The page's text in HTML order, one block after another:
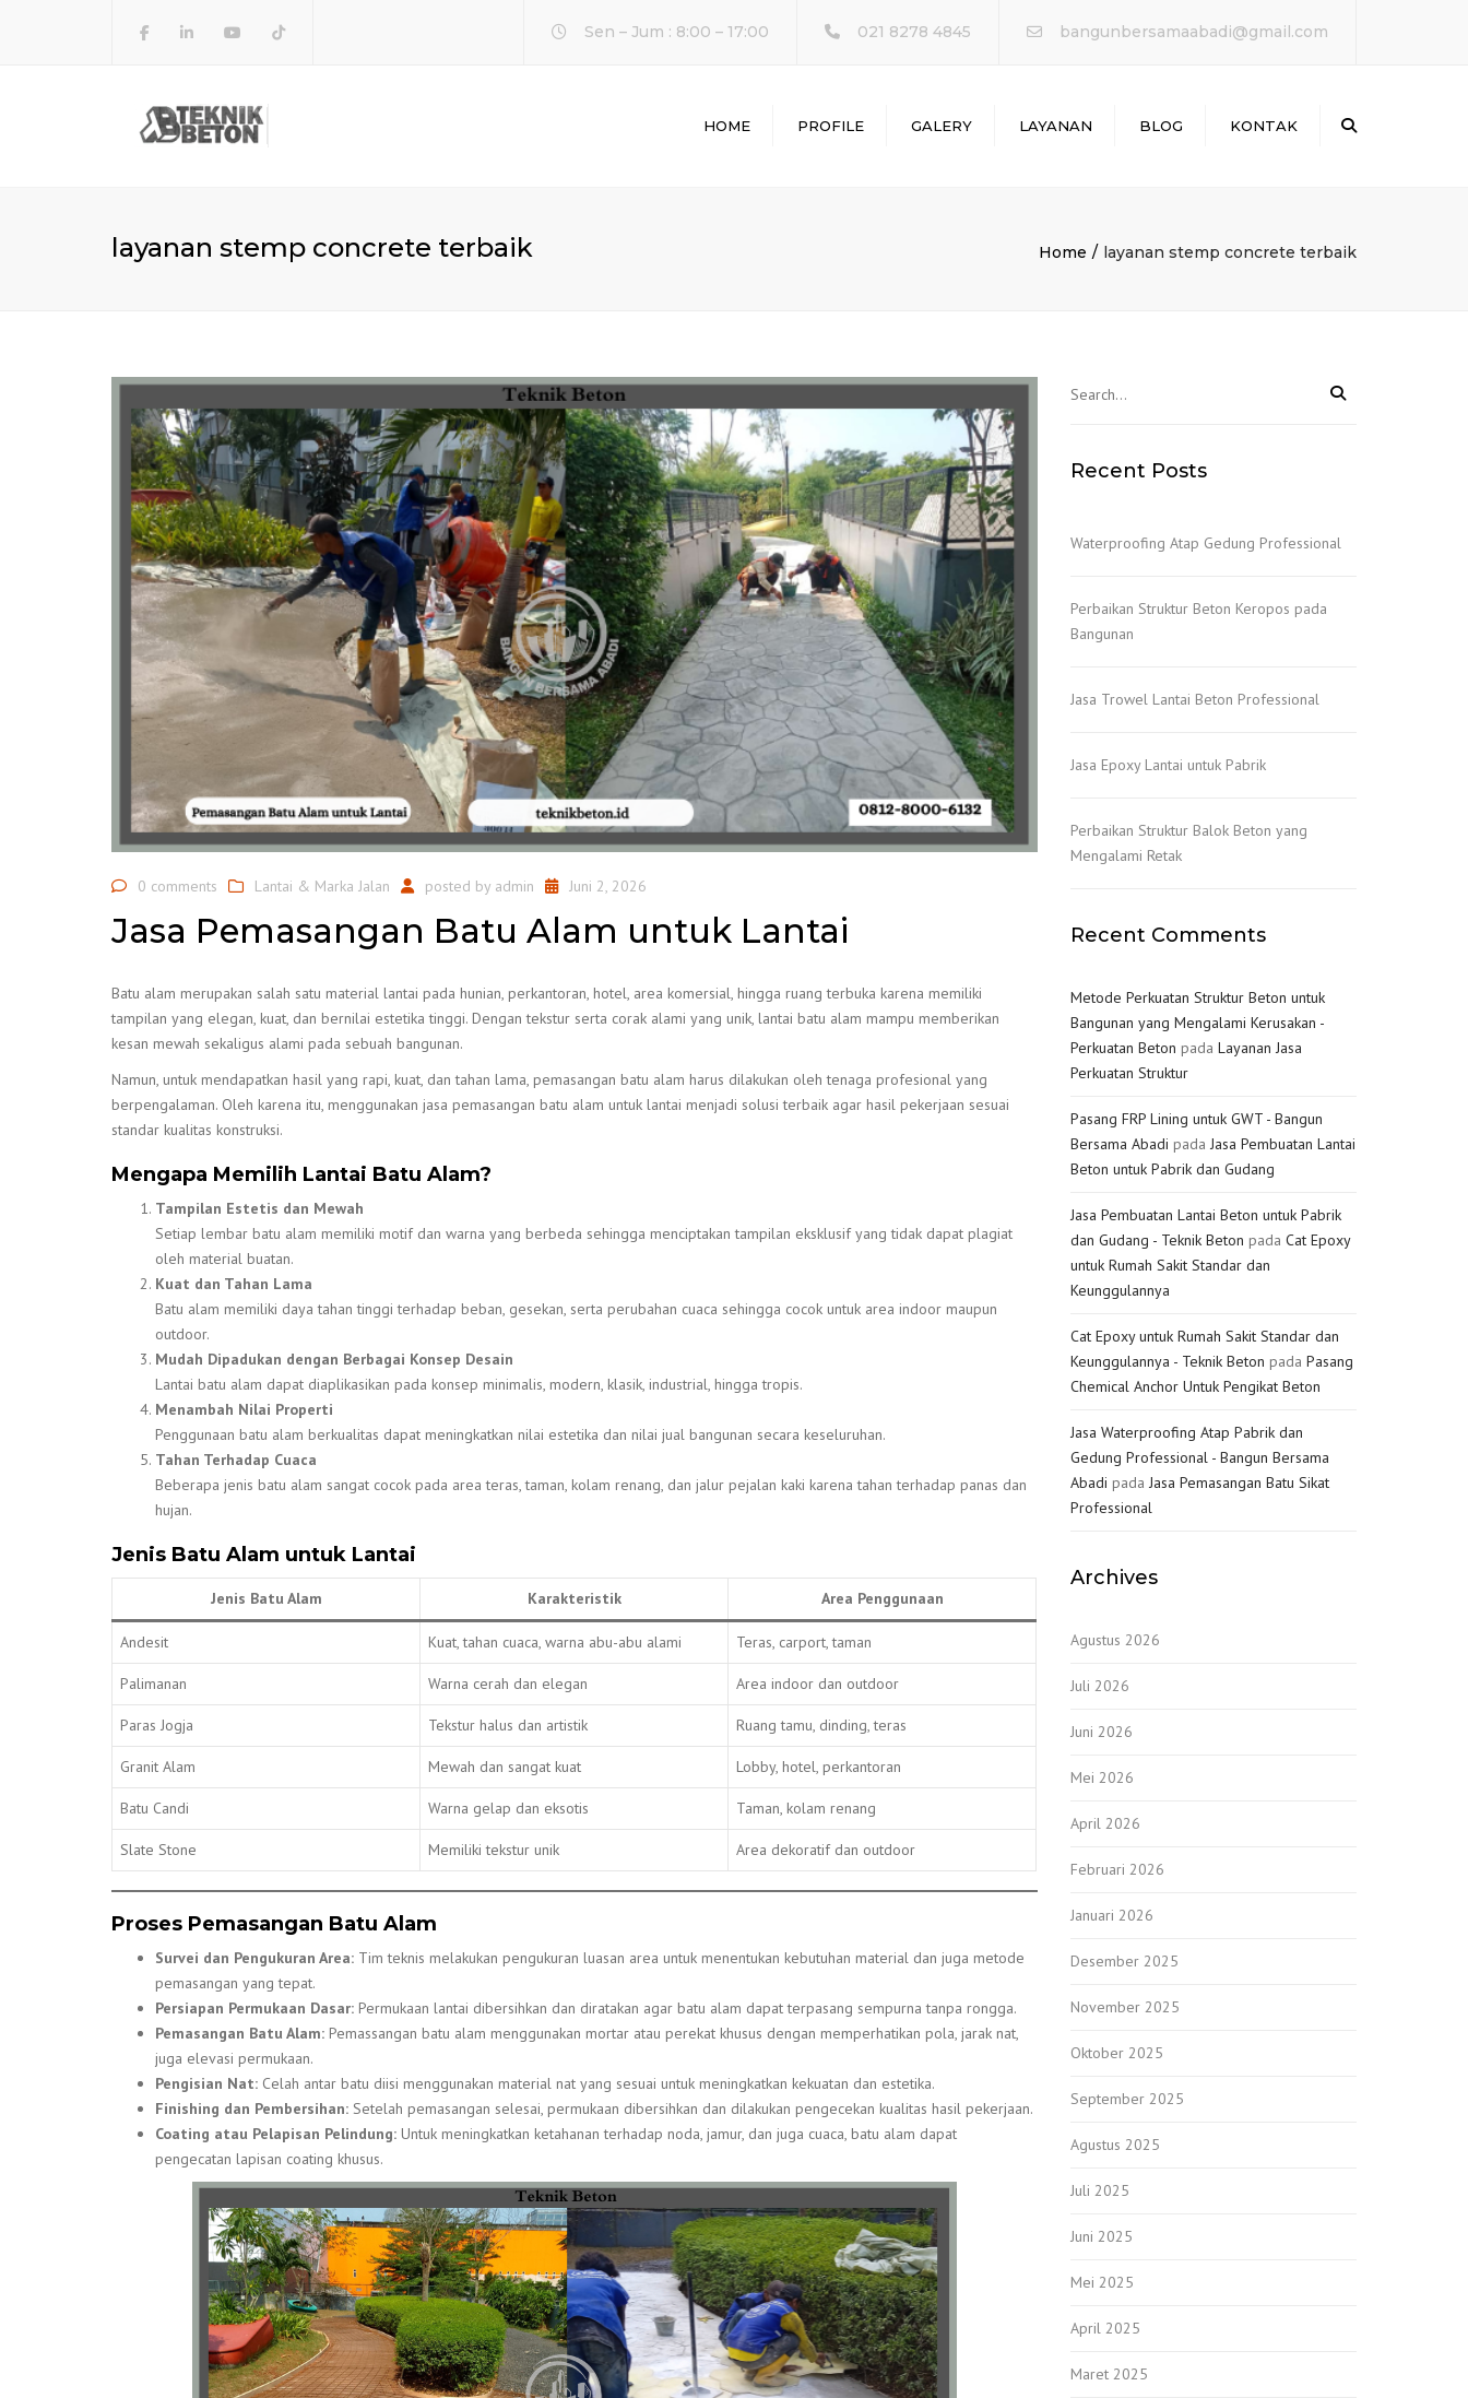
Sen – Jum : 8:00 – 17:00 021 8278 4845 bangunbersamaabadi@gmail.com
HOME PROFILE GALERY LAYANAN BLOG KONTAK
layanan stemp concrete terbaik Home layanan stemp concrete terbaik
0 comments Lantai & Marka Jalan posted by admin Juni 2, 2026
Jasa Pemasangan Batu Alam untuk Lantai
Batu alam merupakan salah satu material lantai pada hunian, perkantoran, hotel, area komersial, hingga ruang terbuka karena memiliki
tampilan yang elegan, kuat, dan bernilai estetika tinggi. Dengan tekstur serta corak alami yang unik, lantai batu alam mampu memberikan
kesan mewah sekaligus alami pada sebuah bangunan.
Namun, untuk mendapatkan hasil yang rapi, kuat, dan tahan lama, pemasangan batu alam harus dilakukan oleh tenaga profesional yang
berpengalaman. Oleh karena itu, menggunakan jasa pemasangan batu alam untuk lantai menjadi solusi terbaik agar hasil pekerjaan sesuai
standar kualitas konstruksi.
Mengapa Memilih Lantai Batu Alam?
Tampilan Estetis dan Mewah
Setiap lembar batu alam memiliki motif dan warna yang berbeda sehingga menciptakan tampilan eksklusif yang tidak dapat plagiat
oleh material buatan.
Kuat dan Tahan Lama
Batu alam memiliki daya tahan tinggi terhadap beban, gesekan, serta perubahan cuaca sehingga cocok untuk area indoor maupun
outdoor.
Mudah Dipadukan dengan Berbagai Konsep Desain
Lantai batu alam dapat diaplikasikan pada konsep minimalis, modern, klasik, industrial, hingga tropis.
Menambah Nilai Properti
Penggunaan batu alam berkualitas dapat meningkatkan nilai estetika dan nilai jual bangunan secara keseluruhan.
Tahan Terhadap Cuaca
Beberapa jenis batu alam sangat cocok pada area teras, taman, kolam renang, dan jalur pejalan kaki karena tahan terhadap panas dan
hujan.
Jenis Batu Alam untuk Lantai
Jenis Batu Alam Karakteristik Area Penggunaan
Andesit Kuat, tahan cuaca, warna abu-abu alami Teras, carport, taman
Palimanan Warna cerah dan elegan Area indoor dan outdoor
Paras Jogja Tekstur halus dan artistik Ruang tamu, dinding, teras
Granit Alam Mewah dan sangat kuat Lobby, hotel, perkantoran
Batu Candi Warna gelap dan eksotis Taman, kolam renang
Slate Stone Memiliki tekstur unik Area dekoratif dan outdoor
Proses Pemasangan Batu Alam
Survei dan Pengukuran Area: Tim teknis melakukan pengukuran luasan area untuk menentukan kebutuhan material dan juga metode
pemasangan yang tepat.
Persiapan Permukaan Dasar: Permukaan lantai dibersihkan dan diratakan agar batu alam dapat terpasang sempurna tanpa rongga.
Pemasangan Batu Alam: Pemassangan batu alam menggunakan mortar atau perekat khusus dengan memperhatikan pola, jarak nat,
juga elevasi permukaan.
Pengisian Nat: Celah antar batu diisi menggunakan material nat yang sesuai untuk meningkatkan kekuatan dan estetika.
Finishing dan Pembersihan: Setelah pemasangan selesai, permukaan dibersihkan dan dilakukan pengecekan kualitas hasil pekerjaan.
Coating atau Pelapisan Pelindung: Untuk meningkatkan ketahanan terhadap noda, jamur, dan juga cuaca, batu alam dapat
pengecatan lapisan coating khusus.
Recent Posts
Waterproofing Atap Gedung Professional
Perbaikan Struktur Beton Keropos pada
Bangunan
Jasa Trowel Lantai Beton Professional
Jasa Epoxy Lantai untuk Pabrik
Perbaikan Struktur Balok Beton yang
Mengalami Retak
Recent Comments
Metode Perkuatan Struktur Beton untuk
Bangunan yang Mengalami Kerusakan -
Perkuatan Beton pada Layanan Jasa
Perkuatan Struktur
Pasang FRP Lining untuk GWT - Bangun
Bersama Abadi pada Jasa Pembuatan Lantai
Beton untuk Pabrik dan Gudang
Jasa Pembuatan Lantai Beton untuk Pabrik
dan Gudang - Teknik Beton pada Cat Epoxy
untuk Rumah Sakit Standar dan
Keunggulannya
Cat Epoxy untuk Rumah Sakit Standar dan
Keunggulannya - Teknik Beton pada Pasang
Chemical Anchor Untuk Pengikat Beton
Jasa Waterproofing Atap Pabrik dan
Gedung Professional - Bangun Bersama
Abadi pada Jasa Pemasangan Batu Sikat
Professional
Archives
Agustus 2026
Juli 2026
Juni 2026
Mei 2026
April 2026
Februari 2026
Januari 2026
Desember 2025
November 2025
Oktober 2025
September 2025
Agustus 2025
Juli 2025
Juni 2025
Mei 2025
April 2025
Maret 2025